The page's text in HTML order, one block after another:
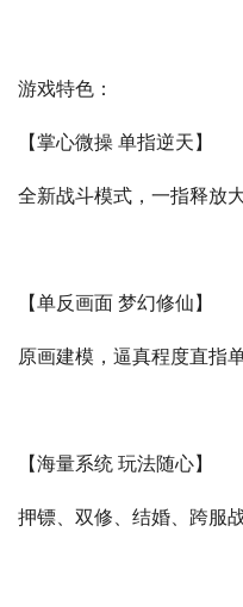
游戏特色：
【掌心微操 单指逆天】
全新战斗模式，一指释放
【单反画面 梦幻修仙】
原画建模，逼真程度直指
【海量系统 玩法随心】
押镖、双修、结婚、跨服